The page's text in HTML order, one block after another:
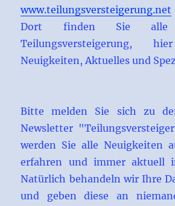
www.teilungsversteigerung.net
Dort finden Sie
Teilungsversteigerung,
Neuigkeiten, Aktuelles und
Bitte melden Sie sich zu
Newsletter
werden Sie alle Neuigkeiten
erfahren und immer aktuell
Natürlich behandeln wir Ihre
und geben diese an